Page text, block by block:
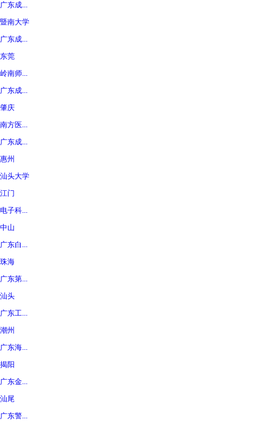
广东成...
暨南大学
广东成...
东莞
岭南师...
广东成...
肇庆
南方医...
广东成...
惠州
汕头大学
江门
电子科...
中山
广东白...
珠海
广东第...
汕头
广东工...
潮州
广东海...
揭阳
广东金...
汕尾
广东警...